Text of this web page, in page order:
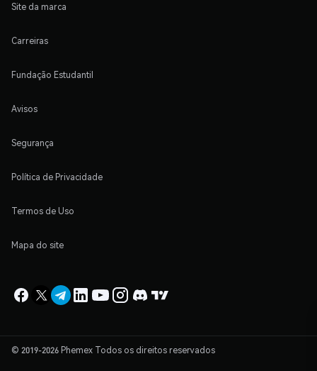
Site da marca
Carreiras
Fundação Estudantil
Avisos
Segurança
Política de Privacidade
Termos de Uso
Mapa do site
© 2019-2026 Phemex Todos os direitos reservados